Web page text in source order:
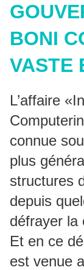
BONI
VASTE
L’affaire
connue
plus
structures
depuis
défrayer la
Et en ce
est venue